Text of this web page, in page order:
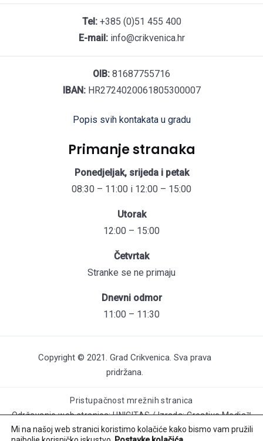
Tel:+385 (0)51 455 400
E-mail:info@crikvenica.hr
OIB: 81687755716
IBAN:HR2724020061805300007
Popis svih kontakata u gradu
Primanje stranaka
Ponedjeljak, srijeda i petak
08:30 – 11:00 i 12:00 – 15:00
Utorak
12:00 – 15:00
Četvrtak
Stranke se ne primaju
Dnevni odmor
11:00 – 11:30
Copyright © 2021. Grad Crikvenica. Sva prava
pridržana.
Pristupačnost mrežnih stranica
Održavanje web stranica: UNICITAS / Izrada: Creative Media™
Mi na našoj web stranici koristimo kolačiće kako bismo vam pružili